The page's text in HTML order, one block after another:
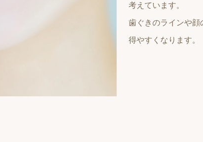
考えています。
歯ぐきのラインや顔
得やすくなります。